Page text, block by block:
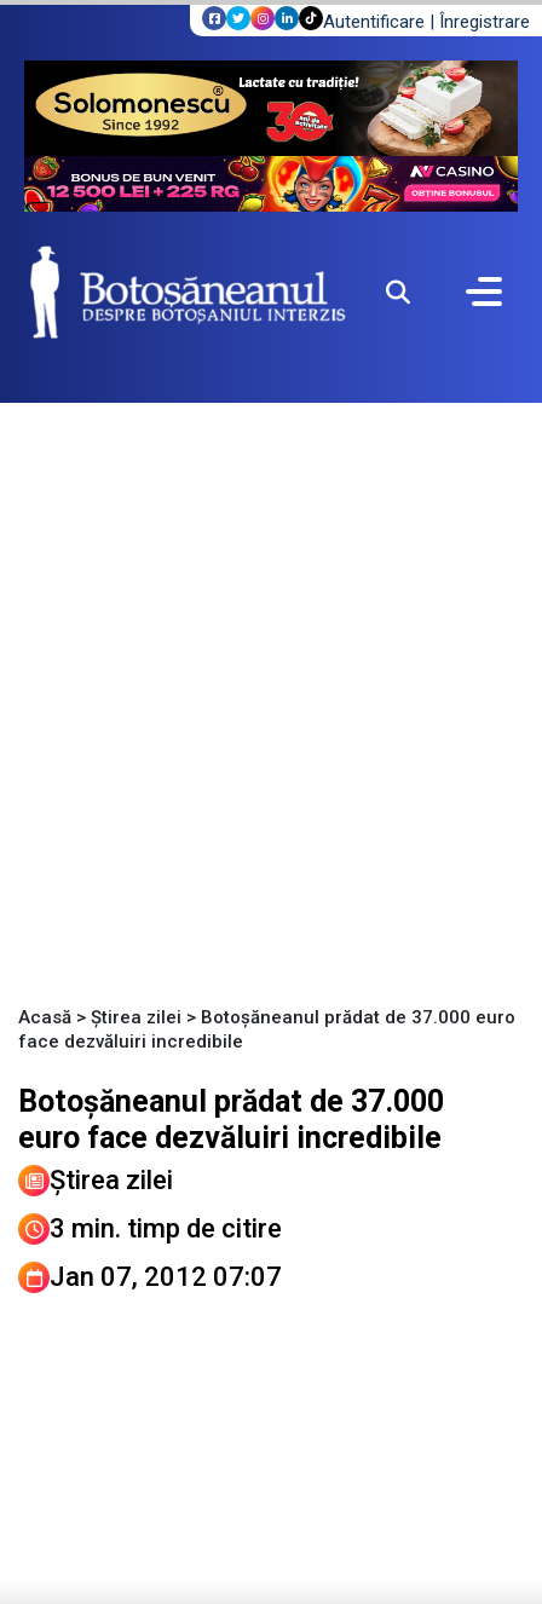
Autentificare | Înregistrare
Acasă > Știrea zilei > Botoşăneanul prădat de 37.000 euro
face dezvăluiri incredibile
Botoşăneanul prădat de 37.000
euro face dezvăluiri incredibile
Știrea zilei
3 min. timp de citire
Jan 07, 2012 07:07